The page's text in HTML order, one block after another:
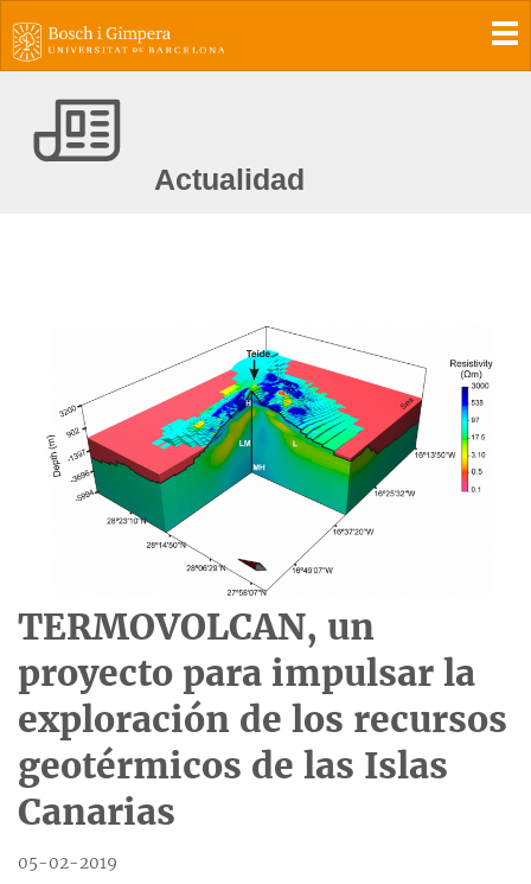
Actualidad
TERMOVOLCAN, un
proyecto para impulsar la
exploración de los recursos
geotérmicos de las Islas
Canarias
05-02-2019